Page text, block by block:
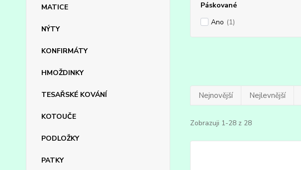
MATICE
NÝTY
KONFIRMÁTY
HMOŽDINKY
TESAŘSKÉ KOVÁNÍ
KOTOUČE
PODLOŽKY
PATKY
Páskované
Ano (1)
Nejnovější Nejlevnější
Zobrazuji 1-28 z 28